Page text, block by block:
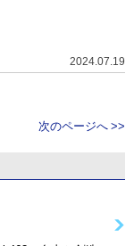
2024.07.19
次のページへ >>